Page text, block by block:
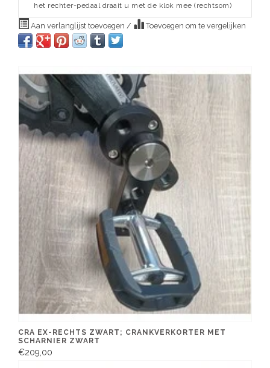
het rechter-pedaal draait u met de klok mee (rechtsom)
Aan verlanglijst toevoegen / Toevoegen om te vergelijken
CRA EX-RECHTS ZWART; CRANKVERKORTER MET
SCHARNIER ZWART
€209,00